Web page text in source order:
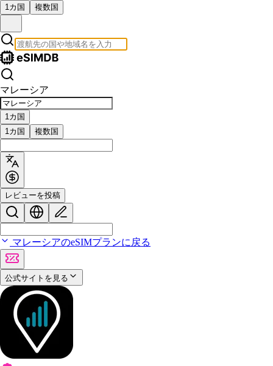
1カ国 複数国
マレーシア
1カ国
1カ国
複数国
レビューを投稿
マレーシアのeSIMプランに戻る
公式サイトを見る